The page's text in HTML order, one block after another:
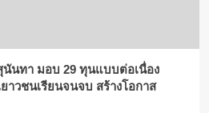
นทา มอบ 29 ทุนแบบต่อเนื่อง
วชนเรียนจนจบ สร้างโอกาส